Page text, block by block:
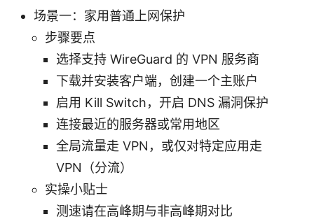
场景一：家用普通上网保护
步骤要点
选择支持 WireGuard 的 VPN 服务商
下载并安装客户端，创建一个主账户
启用 Kill Switch，开启 DNS 漏洞保护
连接最近的服务器或常用地区
全局流量走 VPN，或仅对特定应用走
VPN（分流）
实操小贴士
测速请在高峰期与非高峰期对比